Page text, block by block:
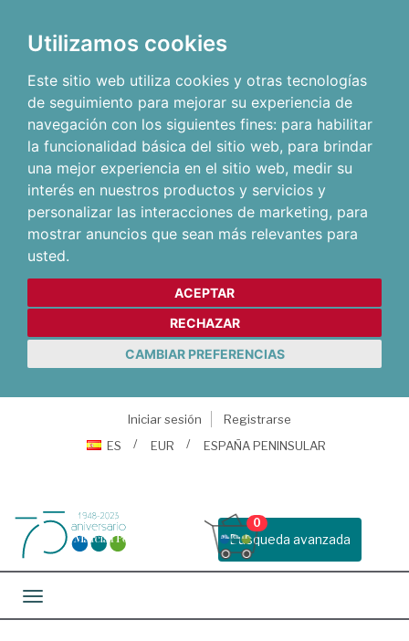
Utilizamos cookies
Este sitio web utiliza cookies y otras tecnologías
de seguimiento para mejorar su experiencia de
navegación con los siguientes fines: para habilitar
la funcionalidad básica del sitio web, para brindar
una mejor experiencia en el sitio web, medir su
interés en nuestros productos y servicios y
personalizar las interacciones de marketing, para
mostrar anuncios que sean más relevantes para
usted.
ACEPTAR
RECHAZAR
CAMBIAR PREFERENCIAS
Iniciar sesión
Registrarse
ES
EUR ESPAÑA PENINSULAR
Busqueda avanzada
0
Toggle navigation